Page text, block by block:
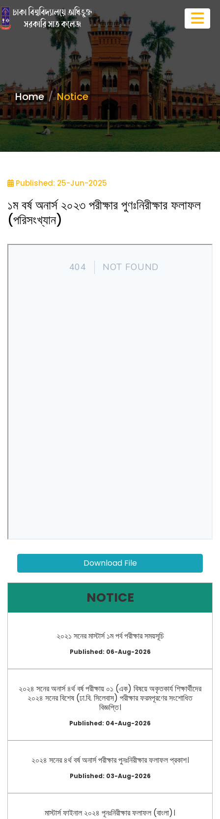
Home Notice
Published: 25-Jun-2025
১ম বর্ষ অনার্স ২০২৩ পরীক্ষার পুণঃনিরীক্ষার ফলাফল
(পরিসংখ্যান)
Download File
NOTICE
২০২১ সনের মাস্টার্স ১ম পর্ব পরীক্ষার সময়সূচি
Published: 06-Aug-2026
২০২৪ সনের অনার্স ৪র্থ বর্ষ পরীক্ষায় ০১ (এক) বিষয়ে অকৃতকার্য শিক্ষার্থীদের
২০২৪ সনের বিশেষ (ঢা.বি. সিলেবাস) পরীক্ষার ফরমপূরণের সংশোধিত
বিজ্ঞপ্তি।
Published: 04-Aug-2026
২০২৪ সনের ৪র্থ বর্ষ অনার্স পরীক্ষার পুনঃনিরীক্ষার ফলাফল প্রকাশ।
Published: 03-Aug-2026
মাস্টার্স ফাইনাল ২০২৪ পূনঃনিরীক্ষার ফলাফল (বাংলা)।